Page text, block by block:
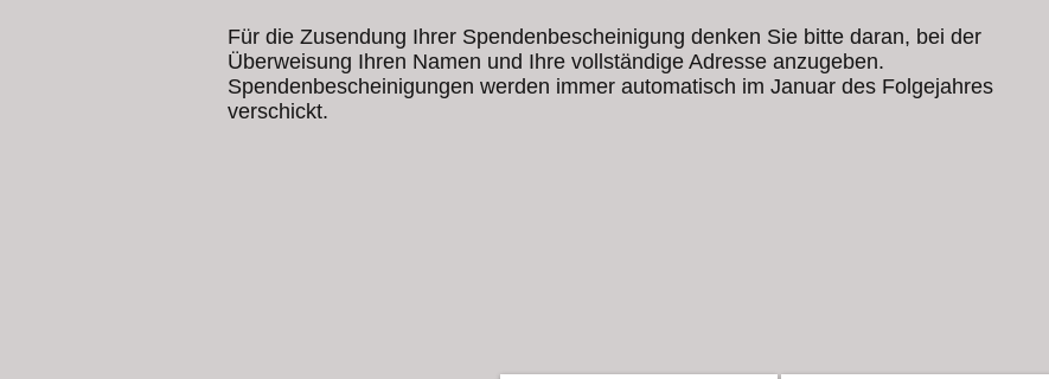
Für die Zusendung Ihrer Spendenbescheinigung denken Sie bitte daran, bei der
Überweisung Ihren Namen und Ihre vollständige Adresse anzugeben.
Spendenbescheinigungen werden immer automatisch im Januar des Folgejahres
verschickt.